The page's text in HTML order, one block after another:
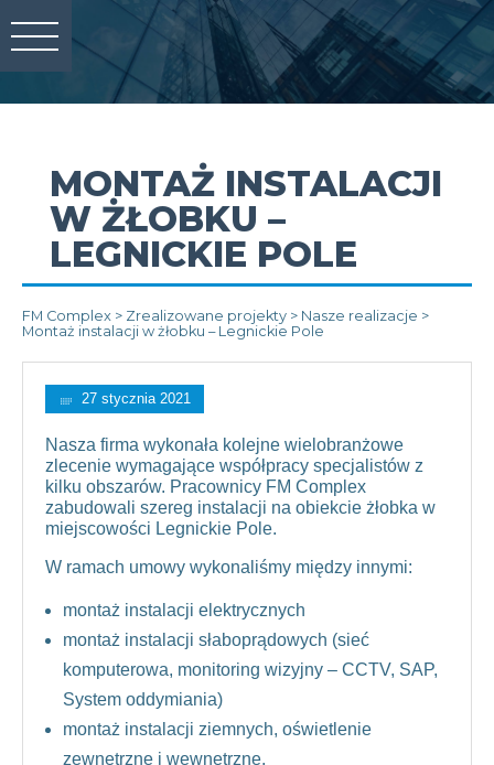
MONTAŻ INSTALACJI
W ŻŁOBKU –
LEGNICKIE POLE
FM Complex > Zrealizowane projekty > Nasze realizacje >
Montaż instalacji w żłobku – Legnickie Pole
27 stycznia 2021
Nasza firma wykonała kolejne wielobranżowe
zlecenie wymagające współpracy specjalistów z
kilku obszarów. Pracownicy FM Complex
zabudowali szereg instalacji na obiekcie żłobka w
miejscowości Legnickie Pole.
W ramach umowy wykonaliśmy między innymi:
montaż instalacji elektrycznych
montaż instalacji słaboprądowych (sieć
komputerowa, monitoring wizyjny – CCTV, SAP,
System oddymiania)
montaż instalacji ziemnych, oświetlenie
zewnętrzne i wewnętrzne,